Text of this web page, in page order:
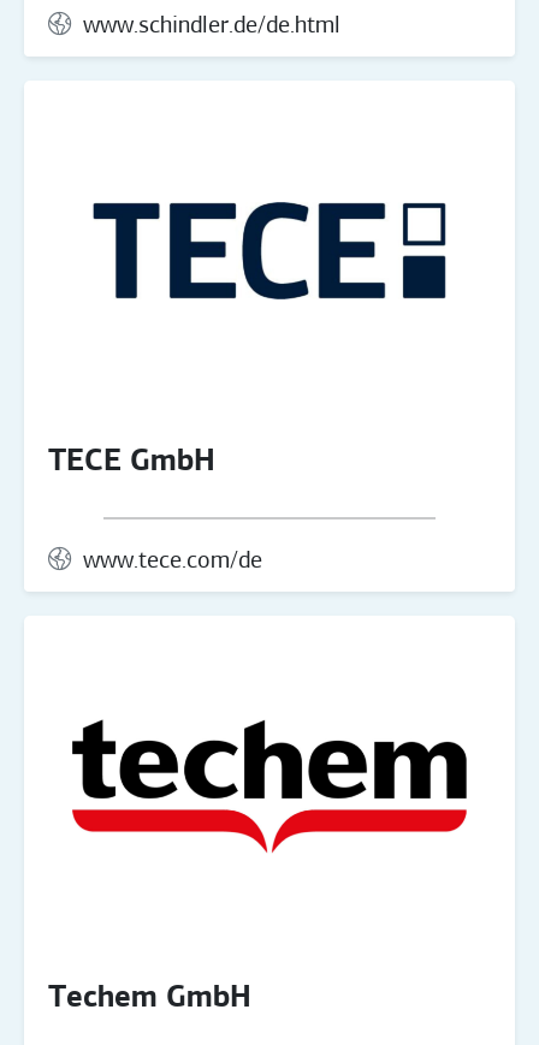
www.schindler.de/de.html
TECE GmbH
www.tece.com/de
Techem GmbH